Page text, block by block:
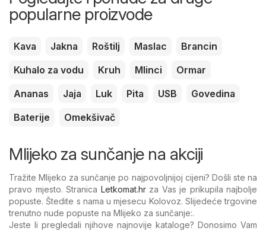
popularne proizvode
Kava Jakna Roštilj Maslac
Brancin
Kuhalo za vodu
Kruh Mlinci
Ormar
Ananas
Jaja Luk Pita USB
Govedina
Baterije
Omekšivač
Mlijeko za sunčanje na akciji
Tražite Mlijeko za sunčanje po najpovoljnijoj cijeni? Došli ste na
pravo mjesto. Stranica Letkomat.hrza Vas je prikupila najbolje
popuste. Štedite s nama u mjesecu Kolovoz. Slijedeće trgovine
trenutno nude popuste na Mlijeko za sunčanje:.
Jeste li pregledali njihove najnovije kataloge? Donosimo Vam